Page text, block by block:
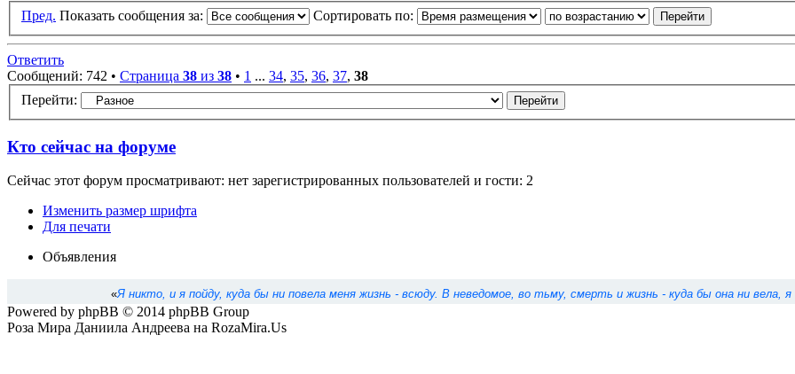
Пред. Показать сообщения за: Сортировать по:
Ответить
Сообщений: 742 • Страница 38 из 38 • 1 ... 34, 35, 36, 37, 38
Перейти:
Кто сейчас на форуме
Сейчас этот форум просматривают: нет зарегистрированных пользователей и гости: 2
Изменить размер шрифта
Для печати
Объявления
«Я никто, и я пойду, куда бы ни повела меня жизнь - всюду. В неведомое, во тьму, смерть и жизнь - куда бы она ни
Powered by phpBB © 2014 phpBB Group
Роза Мира Даниила Андреева на RozaMira.Us